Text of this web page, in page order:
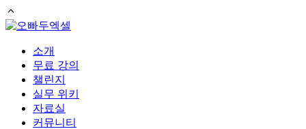
컨
소개
무료 강의
챌린지
실무 위키
자료실
커뮤니티